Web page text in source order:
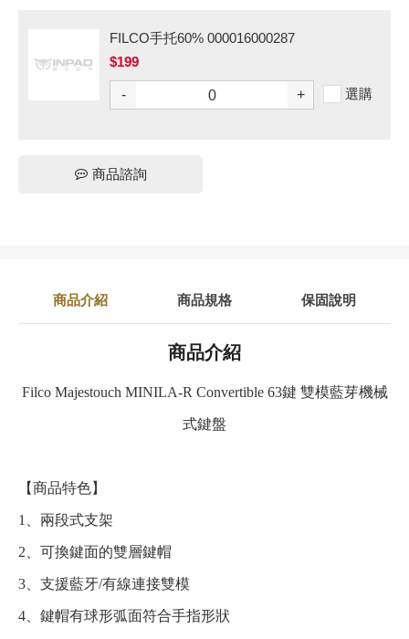
FILCO手托60% 000016000287
$199
- + 選購
商品諮詢
商品介紹 商品規格 保固說明
商品介紹
Filco Majestouch MINILA-R Convertible 63鍵 雙模藍芽機械
式鍵盤
【商品特色】
1、兩段式支架
2、可換鍵面的雙層鍵帽
3、支援藍牙/有線連接雙模
4、鍵帽有球形弧面符合手指形狀